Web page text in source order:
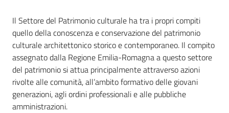
Bandi
Piani
Programmi
Progetti
Il Settore del Patrimonio culturale ha tra i propri compiti
quello della conoscenza e conservazione del patrimonio
culturale architettonico storico e contemporaneo. Il compito
assegnato dalla Regione Emilia-Romagna a questo settore
del patrimonio si attua principalmente attraverso azioni
rivolte alle comunità, all’ambito formativo delle giovani
generazioni, agli ordini professionali e alle pubbliche
amministrazioni.